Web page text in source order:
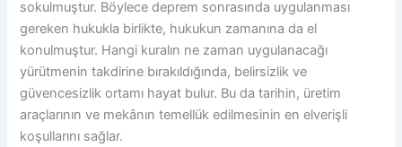
sokulmuştur. Böylece deprem sonrasında uygulanması
gereken hukukla birlikte, hukukun zamanına da el
konulmuştur. Hangi kuralın ne zaman uygulanacağı
yürütmenin takdirine bırakıldığında, belirsizlik ve
güvencesizlik ortamı hayat bulur. Bu da tarihin, üretim
araçlarının ve mekânın temellük edilmesinin en elverişli
koşullarını sağlar.